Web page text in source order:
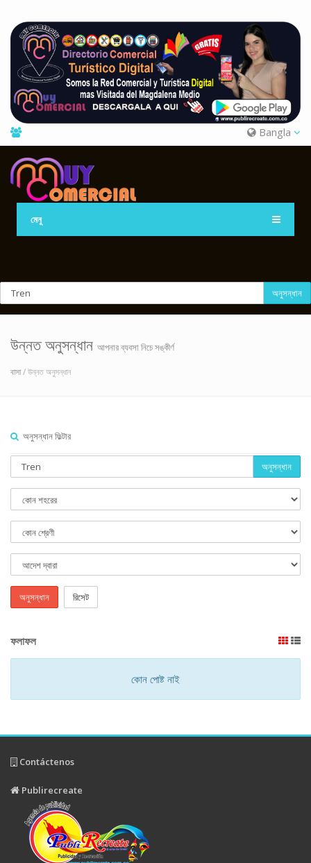
Bangla
মেনু
অনুসন্ধান
উন্নত অনুসন্ধান আপনার ব্যবসা নিচে সঙ্কীর্ণ
বাসা/ উন্নত অনুসন্ধান
অনুসন্ধান ফিল্টার
অনুসন্ধান
অনুসন্ধান রিসেট
ফলাফল
কোন পোষ্ট নাই
Contáctenos
Publirecreate